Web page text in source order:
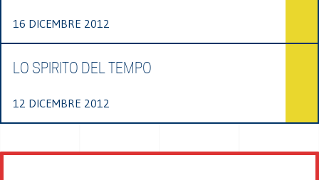
16 DICEMBRE 2012
LO SPIRITO DEL TEMPO
12 DICEMBRE 2012